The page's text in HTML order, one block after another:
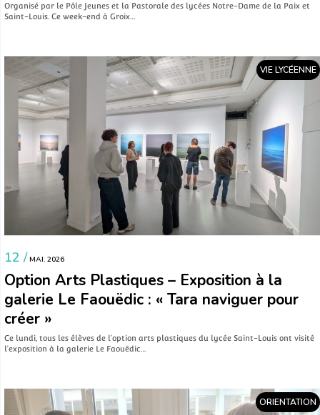
Organisé par le Pôle Jeunes et la Pastorale des lycées Notre-Dame de la Paix et
Saint-Louis. Ce week-end à Groix…
VIE LYCÉENNE
12 / MAI. 2026
Option Arts Plastiques – Exposition à la
galerie Le Faouëdic : « Tara naviguer pour
créer »
Ce lundi, tous les élèves de l’option arts plastiques du lycée Saint-Louis ont visité
l’exposition à la galerie Le Faouëdic…
ORIENTATION